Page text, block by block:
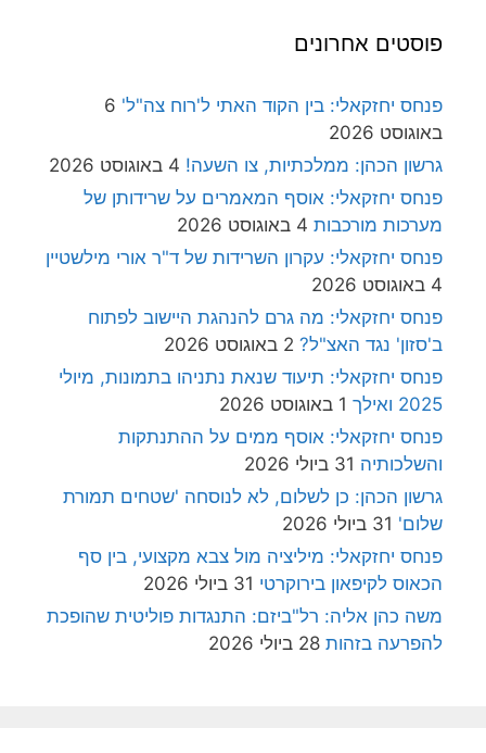
פוסטים אחרונים
פנחס יחזקאלי: בין הקוד האתי ל'רוח צה"ל' 6
באוגוסט 2026
גרשון הכהן: ממלכתיות, צו השעה! 4 באוגוסט 2026
פנחס יחזקאלי: אוסף המאמרים על שרידותן של
מערכות מורכבות 4 באוגוסט 2026
פנחס יחזקאלי: עקרון השרידות של ד"ר אורי מילשטיין
4 באוגוסט 2026
פנחס יחזקאלי: מה גרם להנהגת היישוב לפתוח
ב'סזון' נגד האצ"ל? 2 באוגוסט 2026
פנחס יחזקאלי: תיעוד שנאת נתניהו בתמונות, מיולי
2025 ואילך
1 באוגוסט 2026
פנחס יחזקאלי: אוסף ממים על ההתנתקות
והשלכותיה 31 ביולי 2026
גרשון הכהן: כן לשלום, לא לנוסחה 'שטחים תמורת
שלום' 31 ביולי 2026
פנחס יחזקאלי: מיליציה מול צבא מקצועי, בין סף
הכאוס לקיפאון בירוקרטי 31 ביולי 2026
משה כהן אליה: רל"ביזם: התנגדות פוליטית שהופכת
להפרעה בזהות 28 ביולי 2026